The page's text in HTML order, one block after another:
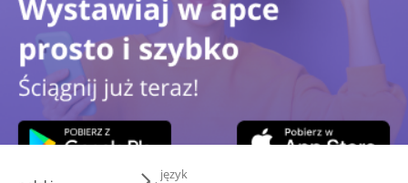
język